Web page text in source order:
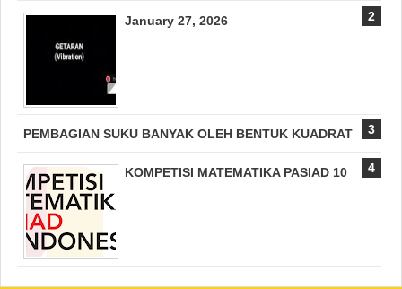
January 27, 2026
PEMBAGIAN SUKU BANYAK OLEH BENTUK KUADRAT
KOMPETISI MATEMATIKA PASIAD 10